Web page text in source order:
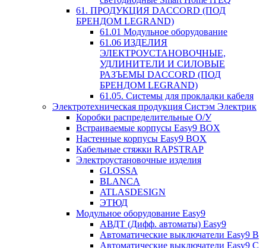
61. ПРОДУКЦИЯ DACCORD (ПОД
БРЕНДОМ LEGRAND)
61.01 Модульное оборудование
61.06 ИЗДЕЛИЯ
ЭЛЕКТРОУСТАНОВОЧНЫЕ,
УДЛИНИТЕЛИ И СИЛОВЫЕ
РАЗЪЕМЫ DACCORD (ПОД
БРЕНДОМ LEGRAND)
61.05. Системы для прокладки кабеля
Электротехническая продукция Систэм Электрик
Коробки распределительные О/У
Встраиваемые корпусы Easy9 BOX
Настенные корпусы Easy9 BOX
Кабельные стяжки RAPSTRAP
Электроустановочные изделия
GLOSSA
BLANCA
ATLASDESIGN
ЭТЮД
Модульное оборудование Easy9
АВДТ (Дифф. автоматы) Easy9
Автоматические выключатели Easy9 В
Автоматические выключатели Easy9 С